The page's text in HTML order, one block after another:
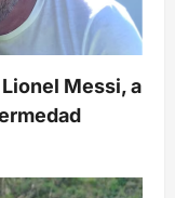
Messi, a